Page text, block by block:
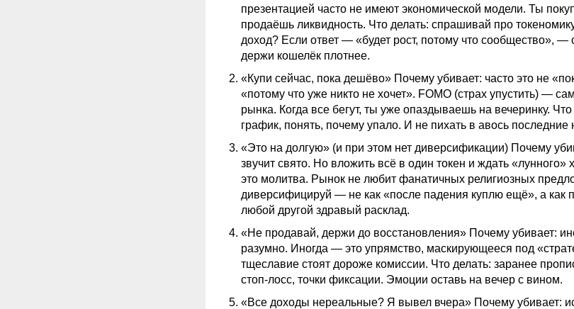
презентацией часто не имеют экономической модели. Ты
продаёшь ликвидность. Что делать: спрашивай про
доход? Если ответ — «будет рост, потому что сообщество»,
держи кошелёк плотнее.
«Купи сейчас, пока дешёво» Почему убивает: часто это не
«потому что уже никто не хочет». FOMO (страх упустить) —
рынка. Когда все бегут, ты уже опаздываешь на вечеринку.
график, понять, почему упало. И не пихать в авось последние
«Это на долгую» (и при этом нет диверсификации) Почему
звучит свято. Но вложить всё в один токен и ждать «лунного»
это молитва. Рынок не любит фанатичных религиозных
диверсифицируй — не как «после падения куплю ещё», а как
любой другой здравый расклад.
«Не продавай, держи до восстановления» Почему убивает:
разумно. Иногда — это упрямство, маскирующееся под
тщеславие стоят дороже комиссии. Что делать: заранее
стоп-лосс, точки фиксации. Эмоции оставь на вечер с вином.
«Все доходы нереальные? Я вывел вчера» Почему убивает: